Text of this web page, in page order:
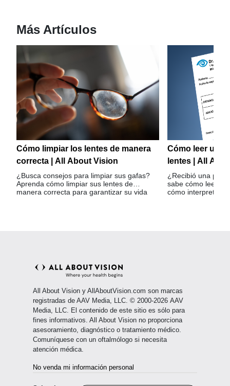
Más Artículos
Cómo limpiar los lentes de manera
correcta | All About Vision
¿Busca consejos para limpiar sus gafas?
Aprenda cómo limpiar sus lentes de
manera correcta para garantizar su vida
Cómo leer una
lentes | All
¿Recibió una
sabe cómo leerla?
cómo interpretar
All About Vision y AllAboutVision.com son marcas
registradas de AAV Media, LLC. © 2000-2026 AAV
Media, LLC. El contenido de este sitio es sólo para
fines informativos. All About Vision no proporciona
asesoramiento, diagnóstico o tratamiento médico.
Comuníquese con un oftalmólogo si necesita
atención médica.
No venda mi información personal